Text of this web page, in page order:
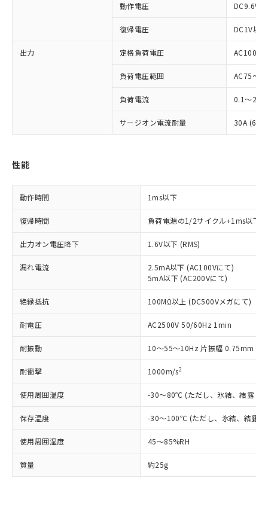
動作電圧 DC9.6V
復帰電圧 DC1V以上
出力 定格負荷電圧 AC100～
負荷電圧範囲 AC75～
負荷電流 0.1～2A
サージオン電流耐量 30A
性能
動作時間 1ms以下
復帰時間 負荷電源の1/2サイクル+1ms以下
出力オン電圧降下 1.6V以下 (RMS)
漏れ電流
2.5mA以下 (AC100Vにて)
5mA以下 (AC200Vにて)
絶縁抵抗 100MΩ以上 (DC500Vメガにて)
耐電圧 AC2500V 50/60Hz 1min
耐振動 10～55～10Hz 片振幅 0.75mm (
耐衝撃 1000m/s2
使用周囲温度 -30～80℃ (ただし、氷結、結露し
保存温度 -30～100℃ (ただし、氷結、結露し
使用周囲湿度 45～85%RH
質量 約25g
ご利用条件
す。
当社制御機器事業取扱商品の中には、
本サービスの対象外となる商品もある
ことをご了承ください。
在庫状況および標準価格照会結果は、
記載している更新日時点での社内デー
覧された時点での実際の在庫および標
準価格とは異なる場合があることをご
正式な納期状況および標準価格はお客
様のお取引先、またはお客様担当のオ
ムロン制御機器販売店・当社販売員に
オムロン制御機器販売店や当社販売拠
販売ネットワーク
」をご確認
在庫状況および標準価格結果を当社の
示しないようお願いします。
マイパーツ機能（部品リスト作成サー
メンバーズにご登録されている必要が
あります。
対応済み：EU RoHS指令（10物質）の
有に対応した製品に切り替える予定のある
対応予定なし：EU RoHS指令（10物質）の
非含有に非対応の商品で、対応品を出す予
害物質有無と関係のない商品です。
仕入先様の事情により、非含有部品として
いたものが、含有品と判明した場合などや
むを得ず変更することがあります。
鉛(Pb) 1000ppm以下、 水銀(Hg) 1000ppm以下、 カド
ミウム(Cd) 100ppm以下、
六価クロム(Cr(Ⅵ)) 1000ppm以下、ポリ臭化ビフェニル
類(PBB) 1000ppm以下、ポリ臭化ジフェニルエーテル類
(PBDE) 1000ppm以下、フタル酸ビス(2-エチルヘキシ
ル) (DEHP)(別名：DOP) 1000ppm以下、フタル酸ブチ
（DBP） 1000ppm以下、フタル酸ジイソブチル
但し、RoHS指令で産業用監視および制御機器に対する
フタル酸エステル類の４物質については閾値を超える意
図的な使用がないことを確認しています。
部品在庫の切り替え状況などにより、予定
月が前後することがあります。
基準値以下であることを示します。
「×」：最大均質材料含有率が中国RoHSの
基準値を超えていることを示します。
「－」：未確認です。当社販売部門へお問
い合わせください。
*中国RoHS10物質の基準値 (GB/T26572)：
Pb(鉛) :1000ppm、 Hg(水銀) : 1000ppm、 Cd(カドミウ
Cr(Ⅵ)(六価クロム) : 1000ppm、 PBBs(ポリ臭化ビフェ
ニル類) : 1000ppm、 PBDEs(ポリ臭化ジフェニルエーテ
イソブチル) : 1000ppm、 BBP(フタル酸ブチルベンジ
DEHP(フタル酸ビス(2-エチルヘキシル)) : 1000ppm
※2 環境保護使用期限
「ｅ」：有害物質（10物質）のすべてが基
準値以下であることを示します。
「10」：通常の使用状況下において有害物
質が外部に漏えいし、環境に深刻な影響を
及ぼさない年数を意味します。
「－」：未確認です。当社販売部門へお問
当社は、これら貴社製品のうち、外国
為替および外国貿易法に定める商品
（以下｢規制貨物等」という）を輸出
または国外への提供する場合は、日本
国政府の輸出許可(または役務取引許
可)を取得するなどの必要な手続きを
当社は規制貨物を破棄する場合は、完
全に破砕するなど、違法に輸出されな
いよう必要な手段を講じます。
当社は貴社製品を、核兵器、ミサイ
ル、化学兵器、生物兵器またはその他
武器並びにこれらの製造装置等に一切
使用いたしません。
当社は、貴社製品を第三者に販売する
場合は、上記1、2および3の内容を当
該第三者に通知します。また当社は、
販売先および販売に係わる関係者が違
法に輸出するおそれがある場合は、取
一定数以上の在庫あり
一定数には満たないが在庫あり
在庫なし(最新の在庫状況につ
いては、お客様のお取引先、ま
たはお客様担当のオムロン制御
機器販売店・当社販売員にご確
空
受注生産機種、また在庫状況の
情報を公開していない機種